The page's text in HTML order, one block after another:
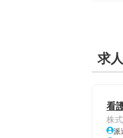
求
看
株
派